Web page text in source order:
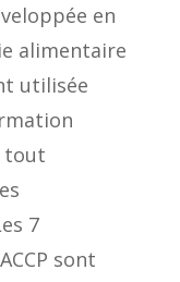
en
alimentaire
utilisée
tout
7
sont